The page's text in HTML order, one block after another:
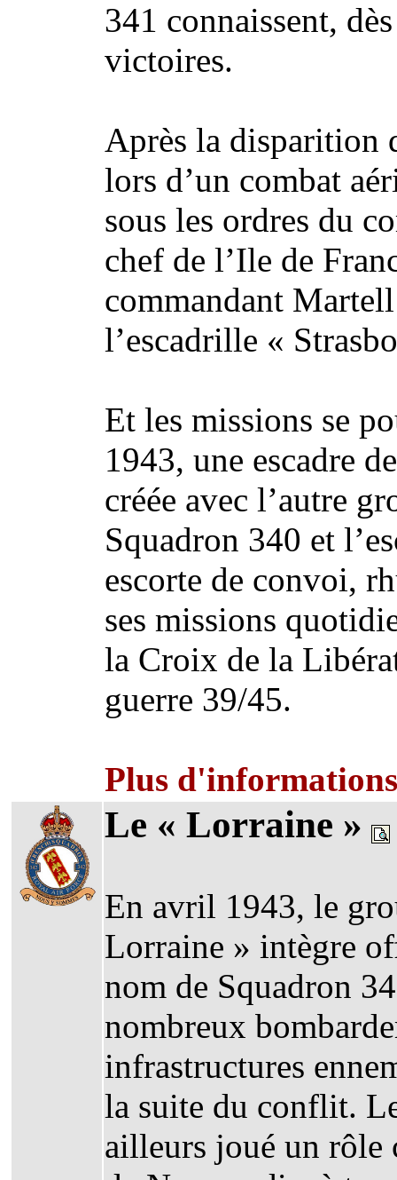
341 connaissent,
victoires.
Après la disparition
lors d’un combat
sous les ordres du
chef de l’Ile de
commandant
l’escadrille «
Et les missions se
1943, une escadre
créée avec l’autre
Squadron 340 et
escorte de convoi,
ses missions
la Croix de la
guerre 39/45.
Plus d'informations
Le « Lorraine »
En avril 1943, le
Lorraine » intègre
nom de Squadron
nombreux
infrastructures
la suite du conflit.
ailleurs joué un rôle